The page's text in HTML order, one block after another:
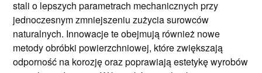
stali o lepszych parametrach mechanicznych przy
jednoczesnym zmniejszeniu zużycia surowców
naturalnych. Innowacje te obejmują również nowe
metody obróbki powierzchniowej, które zwiększają
odporność na korozję oraz poprawiają estetykę wyrobów